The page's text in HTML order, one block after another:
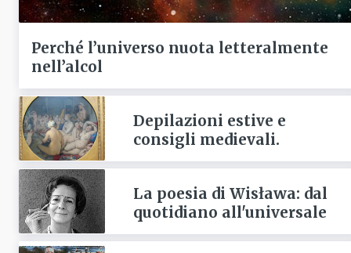
Perché l’universo nuota letteralmente
nell’alcol
Depilazioni estive e
consigli medievali.
La poesia di Wisława: dal
quotidiano all'universale